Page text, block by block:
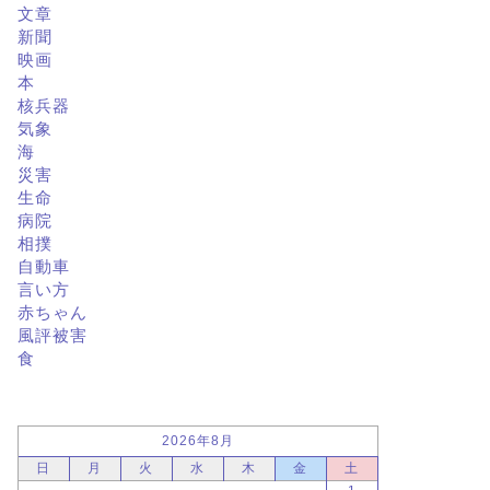
文章
新聞
映画
本
核兵器
気象
海
災害
生命
病院
相撲
自動車
言い方
赤ちゃん
風評被害
食
2026年8月
日
月 火 水 木 金
土